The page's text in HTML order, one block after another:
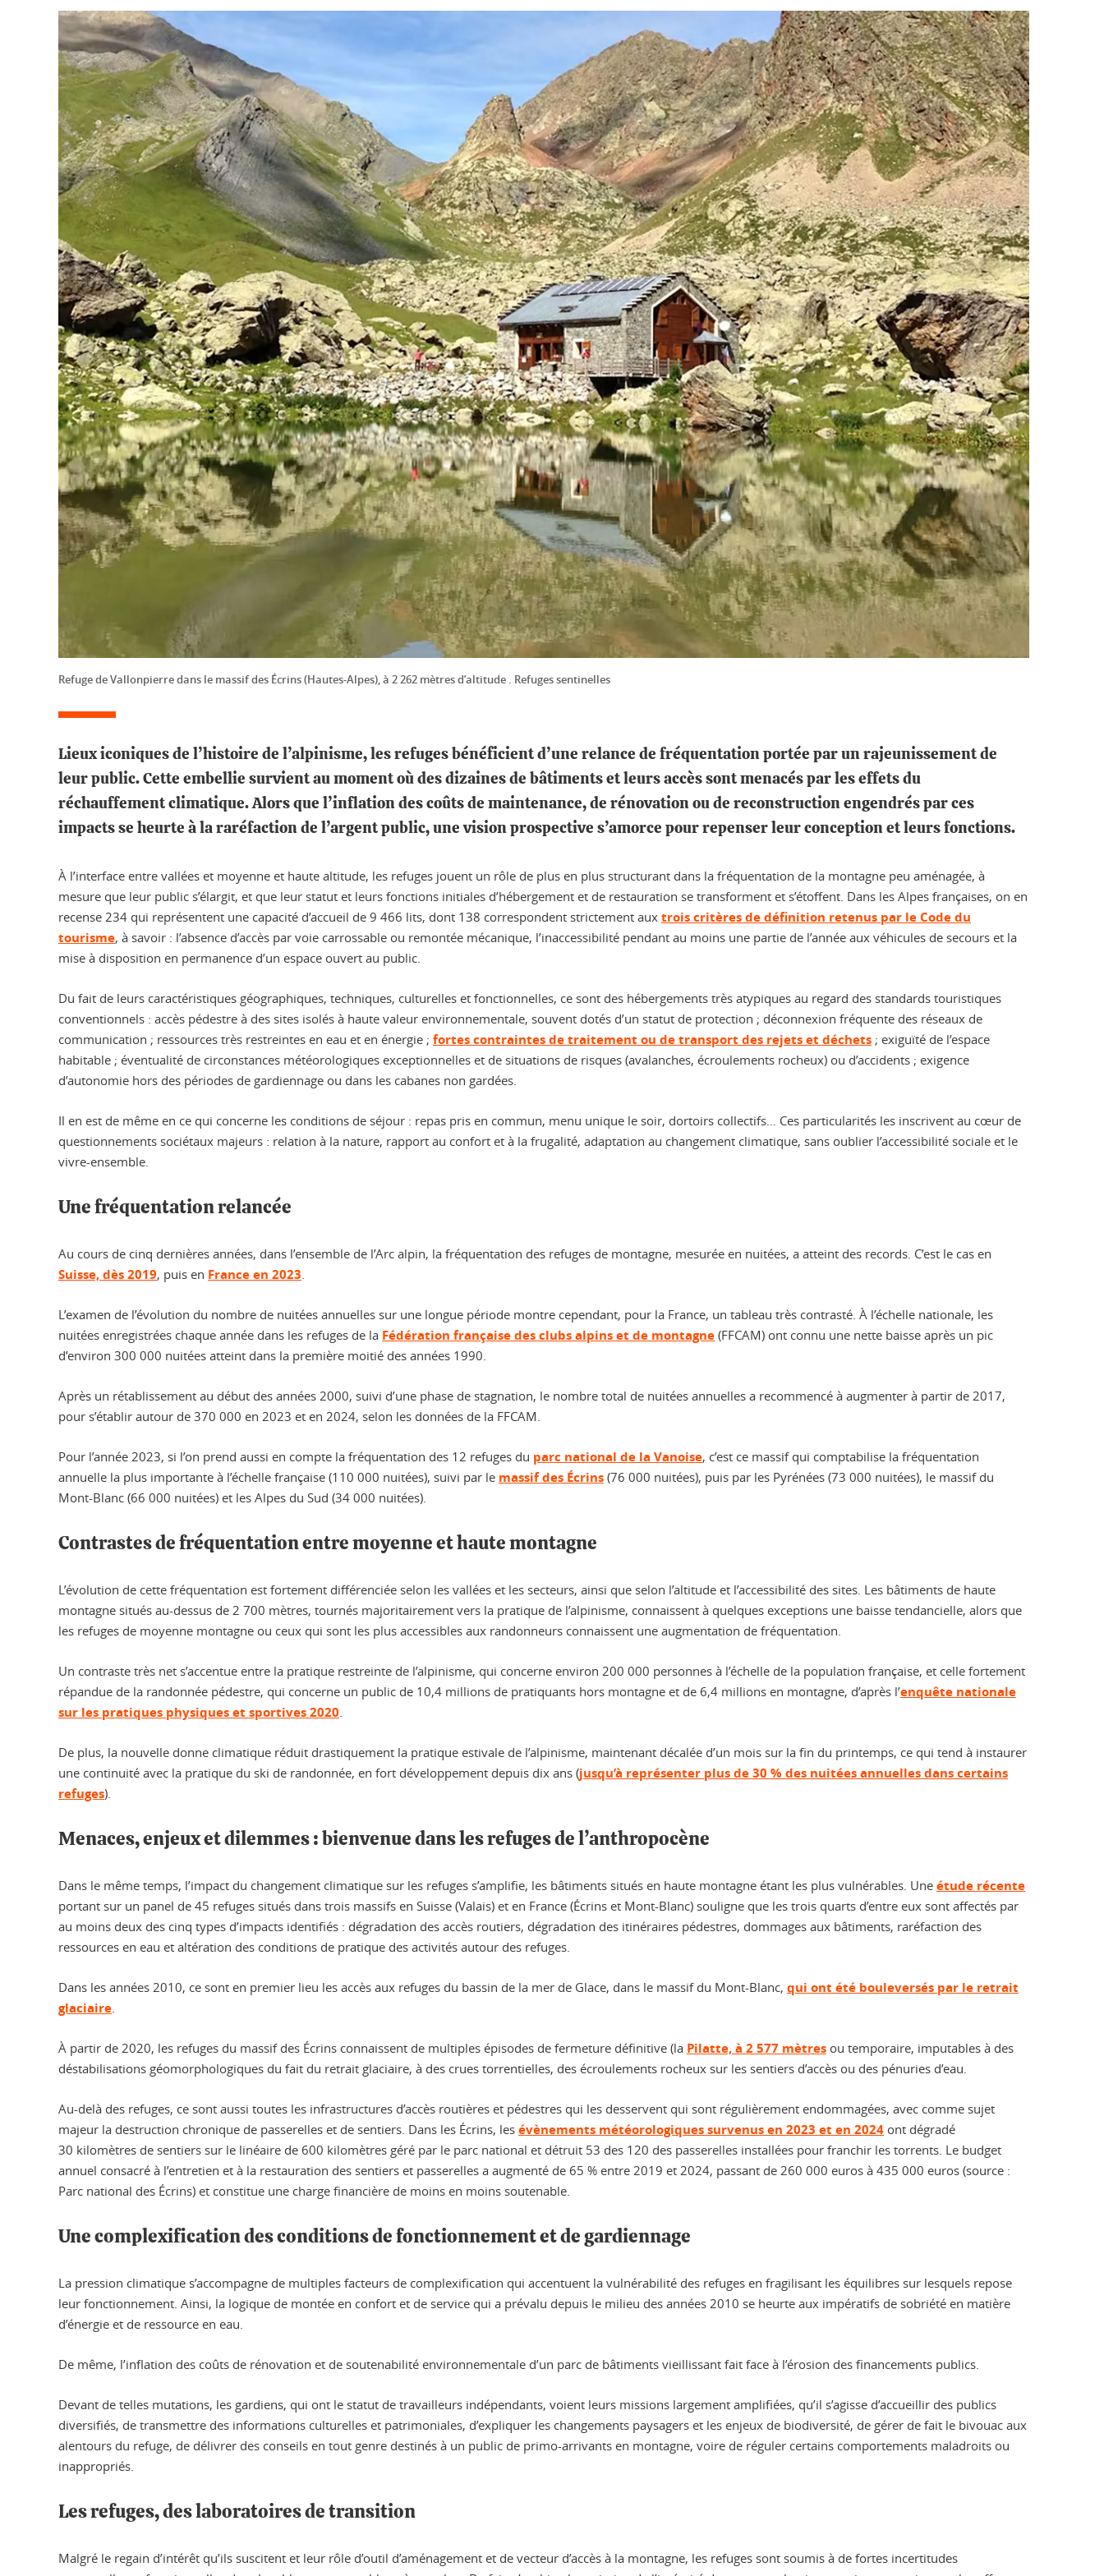
Refuge de Vallonpierre dans le massif des Écrins (Hautes-Alpes), à 2 262 mètres d’altitude . Refuges sentinelles
Lieux iconiques de l’histoire de l’alpinisme, les refuges bénéficient d’une relance de fréquentation portée par un rajeunissement de
leur public. Cette embellie survient au moment où des dizaines de bâtiments et leurs accès sont menacés par les effets du
réchauffement climatique. Alors que l’inflation des coûts de maintenance, de rénovation ou de reconstruction engendrés par ces
impacts se heurte à la raréfaction de l’argent public, une vision prospective s’amorce pour repenser leur conception et leurs fonctions.
À l’interface entre vallées et moyenne et haute altitude, les refuges jouent un rôle de plus en plus structurant dans la fréquentation de la montagne peu aménagée, à
mesure que leur public s’élargit, et que leur statut et leurs fonctions initiales d’hébergement et de restauration se transforment et s’étoffent. Dans les Alpes françaises, on en
recense 234 qui représentent une capacité d’accueil de 9 466 lits, dont 138 correspondent strictement aux trois critères de définition retenus par le Code du
tourisme, à savoir : l’absence d’accès par voie carrossable ou remontée mécanique, l’inaccessibilité pendant au moins une partie de l’année aux véhicules de secours et la
mise à disposition en permanence d’un espace ouvert au public.
Du fait de leurs caractéristiques géographiques, techniques, culturelles et fonctionnelles, ce sont des hébergements très atypiques au regard des standards touristiques
conventionnels : accès pédestre à des sites isolés à haute valeur environnementale, souvent dotés d’un statut de protection ; déconnexion fréquente des réseaux de
communication ; ressources très restreintes en eau et en énergie ; fortes contraintes de traitement ou de transport des rejets et déchets ; exiguïté de l’espace
habitable ; éventualité de circonstances météorologiques exceptionnelles et de situations de risques (avalanches, écroulements rocheux) ou d’accidents ; exigence
d’autonomie hors des périodes de gardiennage ou dans les cabanes non gardées.
Il en est de même en ce qui concerne les conditions de séjour : repas pris en commun, menu unique le soir, dortoirs collectifs… Ces particularités les inscrivent au cœur de
questionnements sociétaux majeurs : relation à la nature, rapport au confort et à la frugalité, adaptation au changement climatique, sans oublier l’accessibilité sociale et le
vivre-ensemble.
Une fréquentation relancée
Au cours de cinq dernières années, dans l’ensemble de l’Arc alpin, la fréquentation des refuges de montagne, mesurée en nuitées, a atteint des records. C’est le cas en
Suisse, dès 2019, puis en France en 2023
L’examen de l’évolution du nombre de nuitées annuelles sur une longue période montre cependant, pour la France, un tableau très contrasté. À l’échelle nationale, les
nuitées enregistrées chaque année dans les refuges de la Fédération française des clubs alpins et de montagne (FFCAM) ont connu une nette baisse après un pic
d’environ 300 000 nuitées atteint dans la première moitié des années 1990.
Après un rétablissement au début des années 2000, suivi d’une phase de stagnation, le nombre total de nuitées annuelles a recommencé à augmenter à partir de 2017,
pour s’établir autour de 370 000 en 2023 et en 2024, selon les données de la FFCAM.
Pour l’année 2023, si l’on prend aussi en compte la fréquentation des 12 refuges du parc national de la Vanoise, c’est ce massif qui comptabilise la fréquentation
annuelle la plus importante à l’échelle française (110 000 nuitées), suivi par le massif des Écrins (76 000 nuitées), puis par les Pyrénées (73 000 nuitées), le massif du
Mont-Blanc (66 000 nuitées) et les Alpes du Sud (34 000 nuitées).
Contrastes de fréquentation entre moyenne et haute montagne
L’évolution de cette fréquentation est fortement différenciée selon les vallées et les secteurs, ainsi que selon l’altitude et l’accessibilité des sites. Les bâtiments de haute
montagne situés au-dessus de 2 700 mètres, tournés majoritairement vers la pratique de l’alpinisme, connaissent à quelques exceptions une baisse tendancielle, alors que
les refuges de moyenne montagne ou ceux qui sont les plus accessibles aux randonneurs connaissent une augmentation de fréquentation.
Un contraste très net s’accentue entre la pratique restreinte de l’alpinisme, qui concerne environ 200 000 personnes à l’échelle de la population française, et celle fortement
répandue de la randonnée pédestre, qui concerne un public de 10,4 millions de pratiquants hors montagne et de 6,4 millions en montagne, d’après l’enquête nationale
sur les pratiques physiques et sportives 2020
De plus, la nouvelle donne climatique réduit drastiquement la pratique estivale de l’alpinisme, maintenant décalée d’un mois sur la fin du printemps, ce qui tend à instaurer
une continuité avec la pratique du ski de randonnée, en fort développement depuis dix ans (jusqu’à représenter plus de 30 % des nuitées annuelles dans certains
refuges).
Menaces, enjeux et dilemmes : bienvenue dans les refuges de l’anthropocène
Dans le même temps, l’impact du changement climatique sur les refuges s’amplifie, les bâtiments situés en haute montagne étant les plus vulnérables. Une étude récente
portant sur un panel de 45 refuges situés dans trois massifs en Suisse (Valais) et en France (Écrins et Mont-Blanc) souligne que les trois quarts d’entre eux sont affectés par
au moins deux des cinq types d’impacts identifiés : dégradation des accès routiers, dégradation des itinéraires pédestres, dommages aux bâtiments, raréfaction des
ressources en eau et altération des conditions de pratique des activités autour des refuges.
Dans les années 2010, ce sont en premier lieu les accès aux refuges du bassin de la mer de Glace, dans le massif du Mont-Blanc, qui ont été bouleversés par le retrait
glaciaire
À partir de 2020, les refuges du massif des Écrins connaissent de multiples épisodes de fermeture définitive (la Pilatte, à 2 577 mètres ou temporaire, imputables à des
déstabilisations géomorphologiques du fait du retrait glaciaire, à des crues torrentielles, des écroulements rocheux sur les sentiers d’accès ou des pénuries d’eau.
Au-delà des refuges, ce sont aussi toutes les infrastructures d’accès routières et pédestres qui les desservent qui sont régulièrement endommagées, avec comme sujet
majeur la destruction chronique de passerelles et de sentiers. Dans les Écrins, les évènements météorologiques survenus en 2023 et en 2024 ont dégradé
30 kilomètres de sentiers sur le linéaire de 600 kilomètres géré par le parc national et détruit 53 des 120 des passerelles installées pour franchir les torrents. Le budget
annuel consacré à l’entretien et à la restauration des sentiers et passerelles a augmenté de 65 % entre 2019 et 2024, passant de 260 000 euros à 435 000 euros (source :
Parc national des Écrins) et constitue une charge financière de moins en moins soutenable.
Une complexification des conditions de fonctionnement et de gardiennage
La pression climatique s’accompagne de multiples facteurs de complexification qui accentuent la vulnérabilité des refuges en fragilisant les équilibres sur lesquels repose
leur fonctionnement. Ainsi, la logique de montée en confort et de service qui a prévalu depuis le milieu des années 2010 se heurte aux impératifs de sobriété en matière
d’énergie et de ressource en eau.
De même, l’inflation des coûts de rénovation et de soutenabilité environnementale d’un parc de bâtiments vieillissant fait face à l’érosion des financements publics.
Devant de telles mutations, les gardiens, qui ont le statut de travailleurs indépendants, voient leurs missions largement amplifiées, qu’il s’agisse d’accueillir des publics
diversifiés, de transmettre des informations culturelles et patrimoniales, d’expliquer les changements paysagers et les enjeux de biodiversité, de gérer de fait le bivouac aux
alentours du refuge, de délivrer des conseils en tout genre destinés à un public de primo-arrivants en montagne, voire de réguler certains comportements maladroits ou
inappropriés.
Les refuges, des laboratoires de transition
Malgré le regain d’intérêt qu’ils suscitent et leur rôle d’outil d’aménagement et de vecteur d’accès à la montagne, les refuges sont soumis à de fortes incertitudes